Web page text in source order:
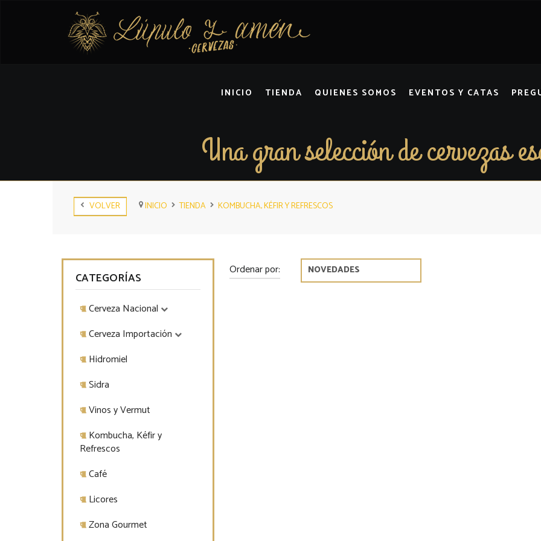
INICIO TIENDA QUIENES SOMOS EVENTOS Y CATAS
Una gran selección de cervezas
VOLVER INICIO TIENDA KOMBUCHA, KÉFIR Y REFRESCOS
CATEGORÍAS
Cerveza Nacional
Cerveza Importación
Hidromiel
Sidra
Vinos y Vermut
Kombucha, Kéfir y
Refrescos
Café
Licores
Zona Gourmet
Ordenar por: